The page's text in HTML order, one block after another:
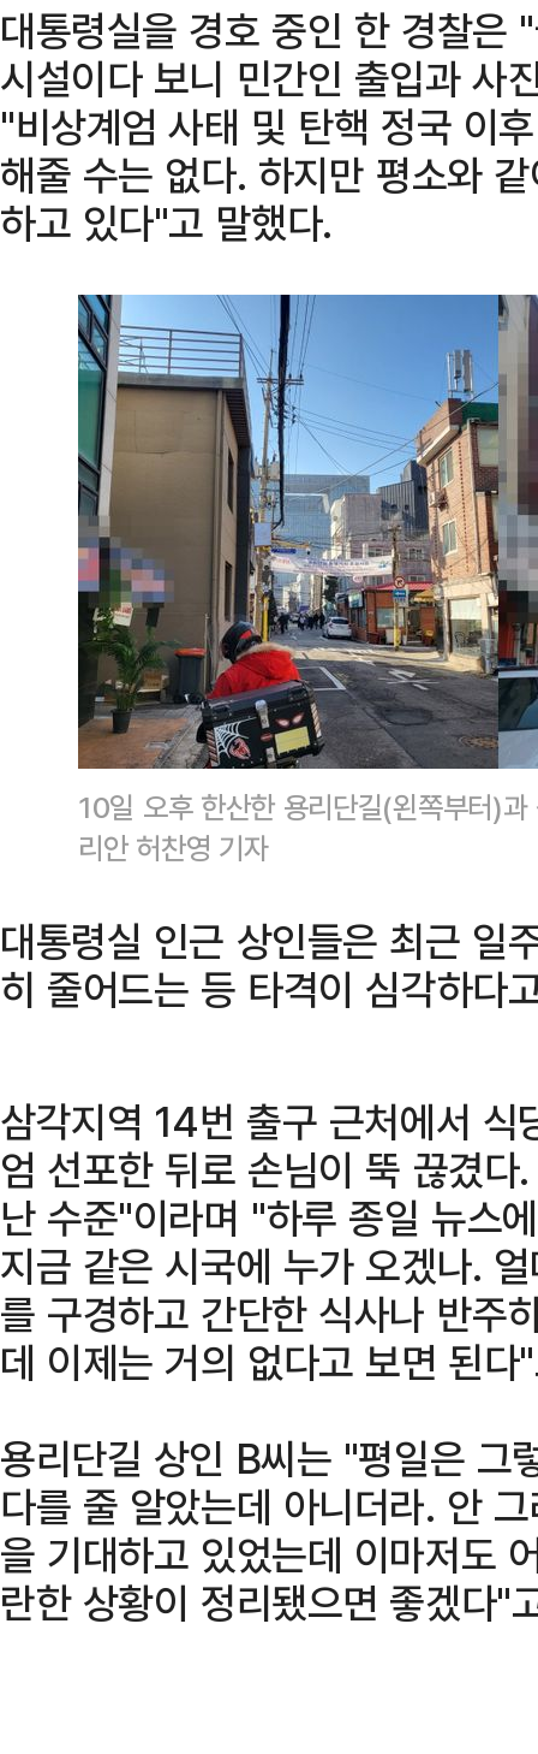
대통령실을 경호 중인 한 경찰은
시설이다 보니 민간인 출입과 사
"비상계엄 사태 및 탄핵 정국 이
해줄 수는 없다. 하지만 평소와
하고 있다"고 말했다.
10일 오후 한산한 용리단길(왼쪽부터)
리안 허찬영 기자
대통령실 인근 상인들은 최근 일
히 줄어드는 등 타격이 심각하다
삼각지역 14번 출구 근처에서
엄 선포한 뒤로 손님이 뚝 끊겼
난 수준"이라며 "하루 종일 뉴스
지금 같은 시국에 누가 오겠나.
를 구경하고 간단한 식사나 반주
데 이제는 거의 없다고 보면 된다
용리단길 상인 B씨는 "평일은 그
다를 줄 알았는데 아니더라. 안
을 기대하고 있었는데 이마저도
란한 상황이 정리됐으면 좋겠다"